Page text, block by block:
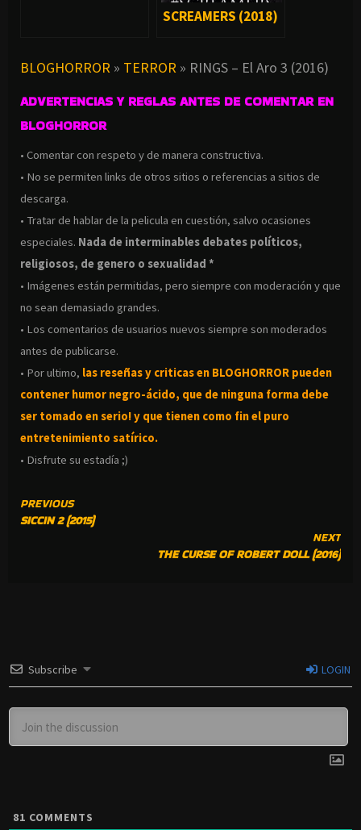
SCREAMERS (2018)
BLOGHORROR » TERROR » RINGS – El Aro 3 (2016)
ADVERTENCIAS Y REGLAS ANTES DE COMENTAR EN
BLOGHORROR
• Comentar con respeto y de manera constructiva.
• No se permiten links de otros sitios o referencias a sitios de
descarga.
• Tratar de hablar de la pelicula en cuestión, salvo ocasiones
especiales. Nada de interminables debates políticos,
religiosos, de genero o sexualidad *
• Imágenes están permitidas, pero siempre con moderación y que
no sean demasiado grandes.
• Los comentarios de usuarios nuevos siempre son moderados
antes de publicarse.
• Por ultimo, las reseñas y criticas en BLOGHORROR pueden
contener humor negro-ácido, que de ninguna forma debe
ser tomado en serio! y que tienen como fin el puro
entretenimiento satírico.
• Disfrute su estadía ;)
CONTINUE
READING
PREVIOUS
SICCIN 2 (2015)
NEXT
THE CURSE OF ROBERT DOLL (2016)
Subscribe LOGIN
81 COMMENTS